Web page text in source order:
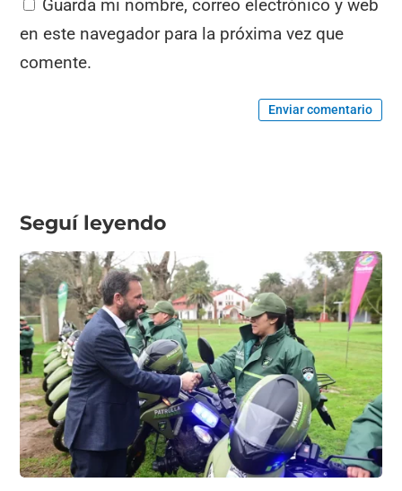
Guarda mi nombre, correo electrónico y web
en este navegador para la próxima vez que
comente.
Enviar comentario
Seguí leyendo